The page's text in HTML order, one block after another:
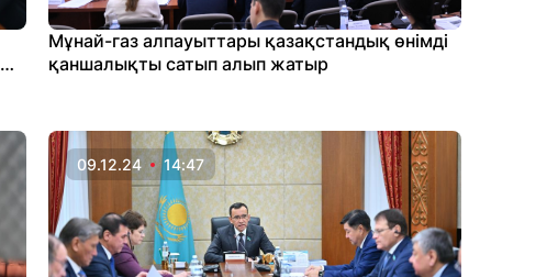
Мұнай-газ алпауыттары қазақстандық өнімді
қаншалықты сатып алып жатыр
09.12.24 14:47